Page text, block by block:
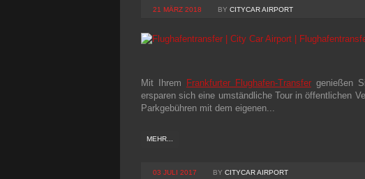
21 MÄRZ 2018 BY CITYCAR AIRPORT
Mit Ihrem Frankfurter Flughafen-Transfergenießen
ersparen sich eine umständliche Tour in öffentlichen
Parkgebühren mit dem eigenen...
MEHR...
03 JULI 2017 BY CITYCAR AIRPORT